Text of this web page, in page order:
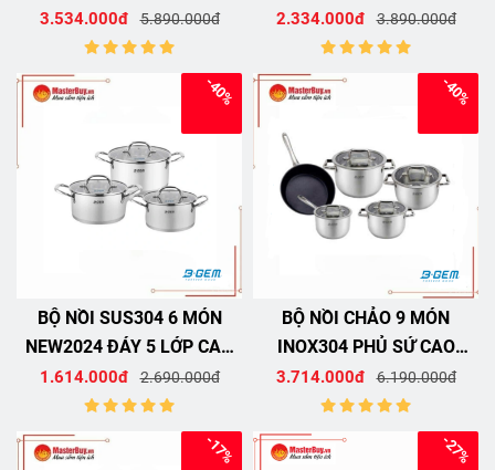
SỨ CAO CẤP KIỂM ĐỊNH
TUV B-GEM BG-868EVIAN
3.534.000đ 5.890.000đ
KIỂM ĐỊNH TUV B-GEM
BG-888NEW
2.334.000đ 3.890.000đ
BỘ NỒI SUS304 6 MÓN
NEW2024 ĐÁY 5 LỚP CAO
CẤP KIỂM ĐỊNH TUV B-
GEM BG-379
1.614.000đ 2.690.000đ
-40%
BỘ NỒI CHẢO 9 MÓN
INOX304 PHỦ SỨ CAO
CẤP KIỂM ĐỊNH TUV B-
GEM BG-388
3.714.000đ 6.190.000đ
-40%
-17% -27%